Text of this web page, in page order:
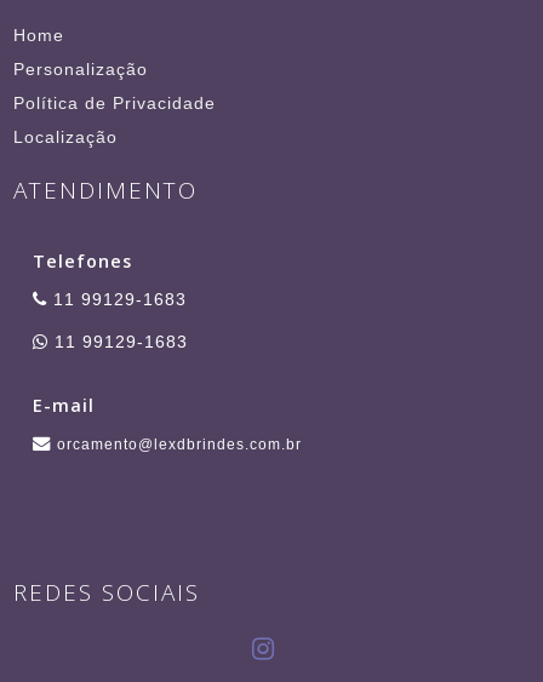
Home
Personalização
Política de Privacidade
Localização
ATENDIMENTO
Telefones
11 99129-1683
11 99129-1683
E-mail
orcamento@lexdbrindes.com.br
REDES SOCIAIS